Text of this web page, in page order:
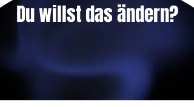
Du willst das ändern?